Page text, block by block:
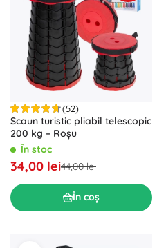
(52)
Scaun turistic pliabil telescopic
200 kg – Roșu
În stoc
34,00 lei44,00 lei
În coș